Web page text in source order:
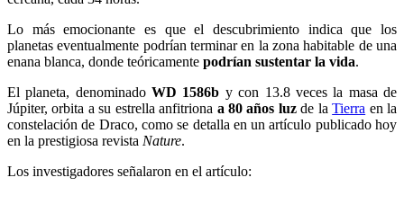
Lo más emocionante es que el descubrimiento indica que los
planetas eventualmente podrían terminar en la zona habitable de una
enana blanca, donde teóricamente podrían sustentar la vida.
El planeta, denominadoWD 1586b y con 13.8 veces la masa de
Júpiter, orbita a su estrella anfitriona a 80 años luzde laTierra en la
constelación de Draco, como se detalla en un artículo publicado hoy
en la prestigiosa revista Nature.
Los investigadores señalaron en el artículo: